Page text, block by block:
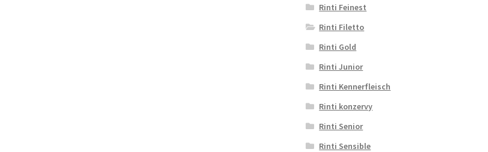
Rinti Feinest
Rinti Filetto
Rinti Gold
Rinti Junior
Rinti Kennerfleisch
Rinti konzervy
Rinti Senior
Rinti Sensible